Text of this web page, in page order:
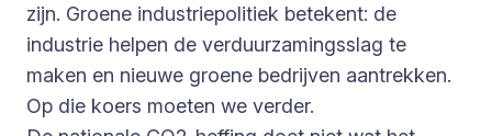
zijn. Groene industriepolitiek betekent: de
industrie helpen de verduurzamingsslag te
maken en nieuwe groene bedrijven aantrekken.
Op die koers moeten we verder.